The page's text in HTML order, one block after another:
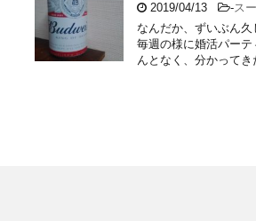
2019/04/13 -ス
なんだか、ずいぶん
毎週の様に婚活パー
んとなく、分かって